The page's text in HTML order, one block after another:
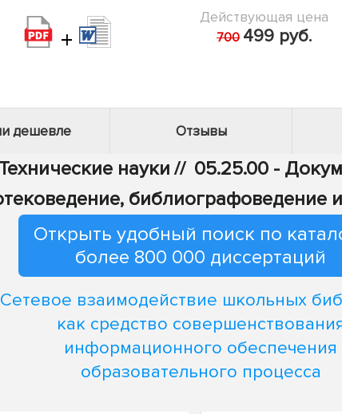
+
Действующая цена
700 499 руб.
дешевле Отзывы
науки // 05.25.00 -
библиографоведение
Открыть удобный поиск по
более 800 000 диссертаций
Сетевое взаимодействие школьных
как средство
информационного обеспечения
образовательного процесса